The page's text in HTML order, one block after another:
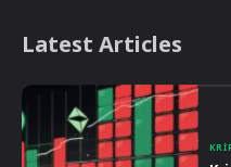
Latest Articles